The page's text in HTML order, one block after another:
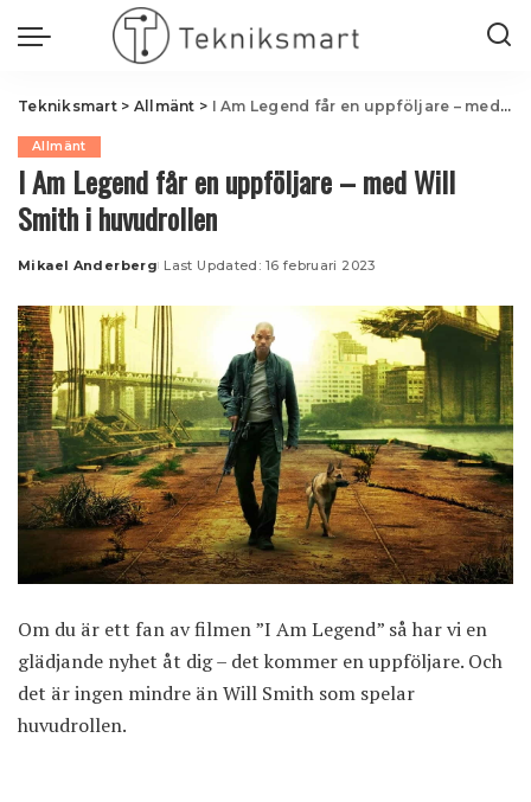
Tekniksmart> Allmänt > I Am Legend får en uppföljare – med Will Smith i huvudrollen
Allmänt
I Am Legend får en uppföljare – med Will
Smith i huvudrollen
Posted
Mikael Anderberg Last Updated: 16 februari 2023
Om du är ett fan av filmen ”I Am Legend” så har vi en
glädjande nyhet åt dig – det kommer en uppföljare. Och
det är ingen mindre än Will Smith som spelar
huvudrollen.